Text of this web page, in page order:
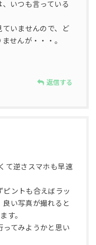
いつも言っている
ていませんので、ど
せんが・・・。
返信する
て逆さスマホも早速
ピントも合えばラッ
い写真が撮れると
す。
ってみようかと思い